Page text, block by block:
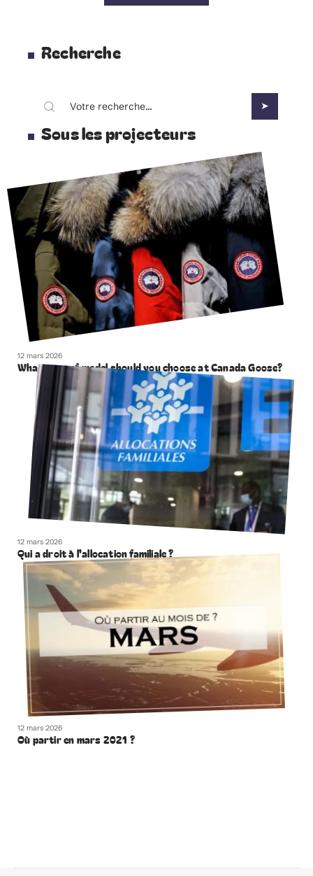
Recherche
Sous les projecteurs
12 mars 2026
What type of model should you choose at Canada Goose?
12 mars 2026
Qui a droit à l’allocation familiale ?
12 mars 2026
Où partir en mars 2021 ?